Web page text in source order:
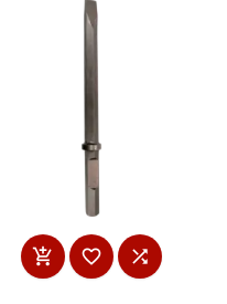
  